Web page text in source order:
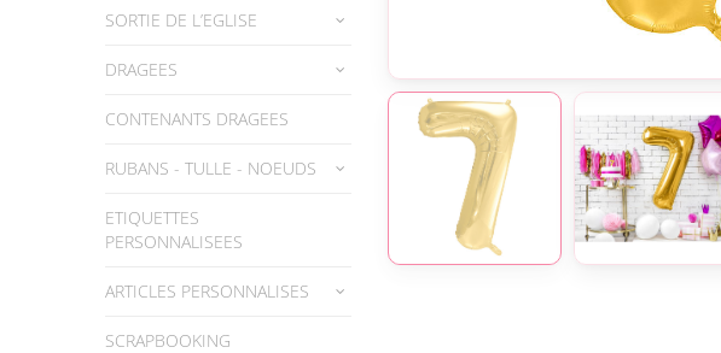
SORTIE DE L’EGLISE
DRAGEES
CONTENANTS DRAGEES
RUBANS - TULLE - NOEUDS
ETIQUETTES
PERSONNALISEES
ARTICLES PERSONNALISES
SCRAPBOOKING